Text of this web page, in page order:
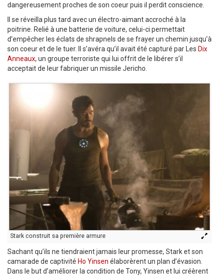
dangereusement proches de son coeur puis il perdit conscience.
Il se réveilla plus tard avec un électro-aimant accroché à la
poitrine. Relié à une batterie de voiture, celui-ci permettait
d’empêcher les éclats de shrapnels de se frayer un chemin jusqu’à
son coeur et de le tuer. Il s’avéra qu’il avait été capturé par Les Dix
Anneaux, un groupe terroriste qui lui offrit de le libérer s’il
acceptait de leur fabriquer un missile Jericho.
Stark construit sa première armure
Sachant qu’ils ne tiendraient jamais leur promesse, Stark et son
camarade de captivité Ho Yinsen élaborèrent un plan d’évasion.
Dans le but d’améliorer la condition de Tony, Yinsen et lui créèrent